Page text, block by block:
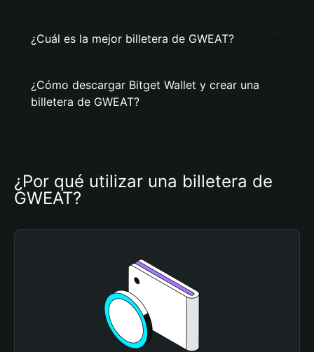
¿Cuál es la mejor billetera de GWEAT?
¿Cómo descargar Bitget Wallet y crear una
billetera de GWEAT?
¿Por qué utilizar una billetera de
GWEAT?